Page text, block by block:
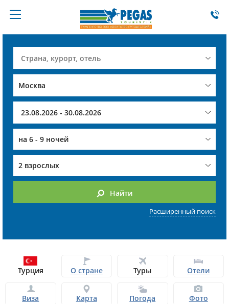
на 6 - 9 ночей
2 взрослых
Найти
Расширенный поиск
Турция О стране Туры Отели
Виза Карта Погода Фото